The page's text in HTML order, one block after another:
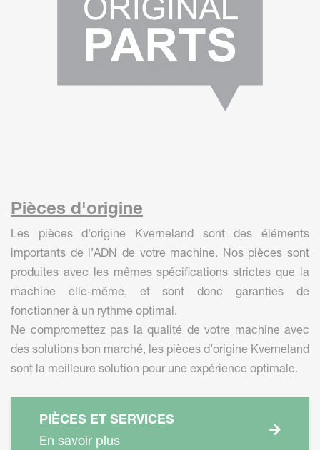
Pièces d'origine
Les pièces d’origine Kverneland sont des éléments
importants de l’ADN de votre machine. Nos pièces sont
produites avec les mêmes spécifications strictes que la
machine elle-même, et sont donc garanties de
fonctionner à un rythme optimal.
Ne compromettez pas la qualité de votre machine avec
des solutions bon marché, les pièces d’origine Kverneland
sont la meilleure solution pour une expérience optimale.
PIÈCES ET SERVICES
En savoir plus